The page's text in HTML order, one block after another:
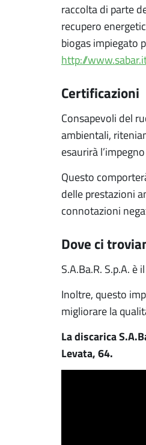
raccolta di parte
recupero
biogas impiegato
http://
Certificazioni
Consapevoli del
ambientali,
esaurirà
Questo
delle prestazioni
connotazioni
Dove ci
S.A.Ba.R. S.p.A.
Inoltre, questo
migliorare la
La discarica
Levata, 64.